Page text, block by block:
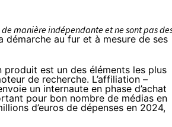
manière indépendante et ne sont pas
démarche au fur et à mesure de ses
produit est un des éléments les plus
de recherche. L’affiliation –
un internaute en phase d’achat
pour bon nombre de médias en
d’euros de dépenses en 2024,